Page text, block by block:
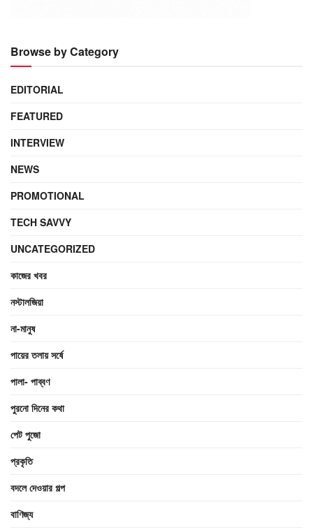
Browse by Category
EDITORIAL
FEATURED
INTERVIEW
NEWS
PROMOTIONAL
TECH SAVVY
UNCATEGORIZED
কাজের খবর
নস্টালজিয়া
না-মানুষ
পায়ের তলায় সর্ষে
পালা- পাব্বণ
পুরনো দিনের কথা
পেট পুজো
প্রকৃতি
বদলে দেওয়ার গল্প
বাণিজ্য